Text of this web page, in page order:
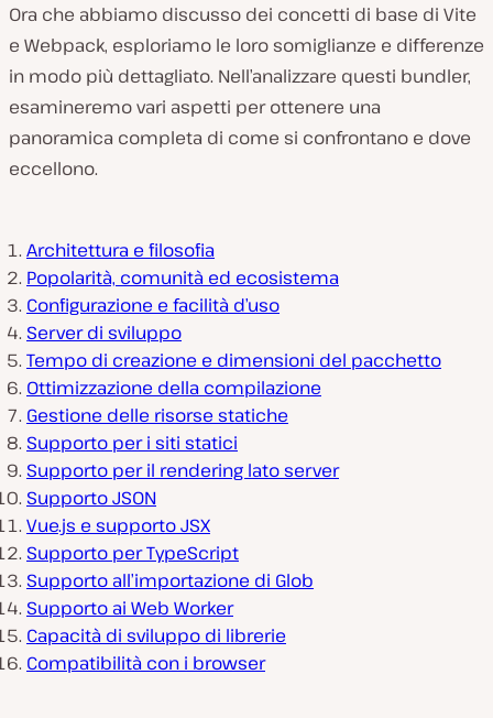
Ora che abbiamo discusso dei concetti di base di Vite
e Webpack, esploriamo le loro somiglianze e differenze
in modo più dettagliato. Nell’analizzare questi bundler,
esamineremo vari aspetti per ottenere una
panoramica completa di come si confrontano e dove
eccellono.
Architettura e filosofia
Popolarità, comunità ed ecosistema
Configurazione e facilità d’uso
Server di sviluppo
Tempo di creazione e dimensioni del pacchetto
Ottimizzazione della compilazione
Gestione delle risorse statiche
Supporto per i siti statici
Supporto per il rendering lato server
Supporto JSON
Vue.js e supporto JSX
Supporto per TypeScript
Supporto all’importazione di Glob
Supporto ai Web Worker
Capacità di sviluppo di librerie
Compatibilità con i browser